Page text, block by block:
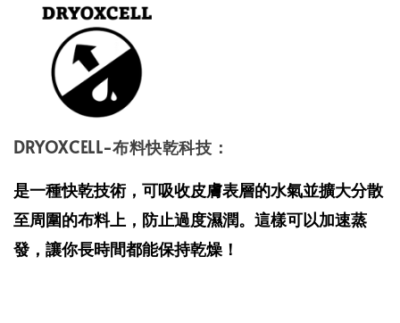
DRYOXCELL-布料快乾科技：
是一種快乾技術，可吸收皮膚表層的水氣並擴大分散
至周圍的布料上，防止過度濕潤。這樣可以加速蒸
發，讓你長時間都能保持乾燥！